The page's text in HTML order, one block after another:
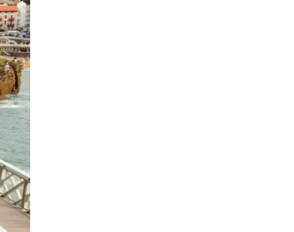
o dedo na tela.